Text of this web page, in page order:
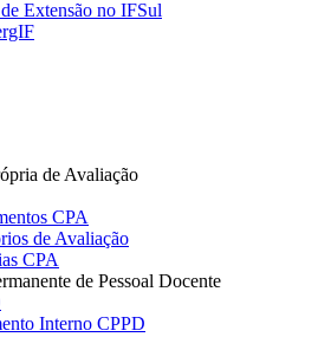
Extensão no IFSul
de Avaliação
CPA
de Avaliação
CPA
de Pessoal Docente
Interno CPPD